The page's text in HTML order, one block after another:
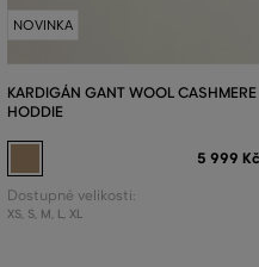
NOVINKA
KARDIGÁN GANT WOOL CASHMERE
HODDIE
5 999 Kč
Dostupné velikosti:
XS, S, M, L, XL